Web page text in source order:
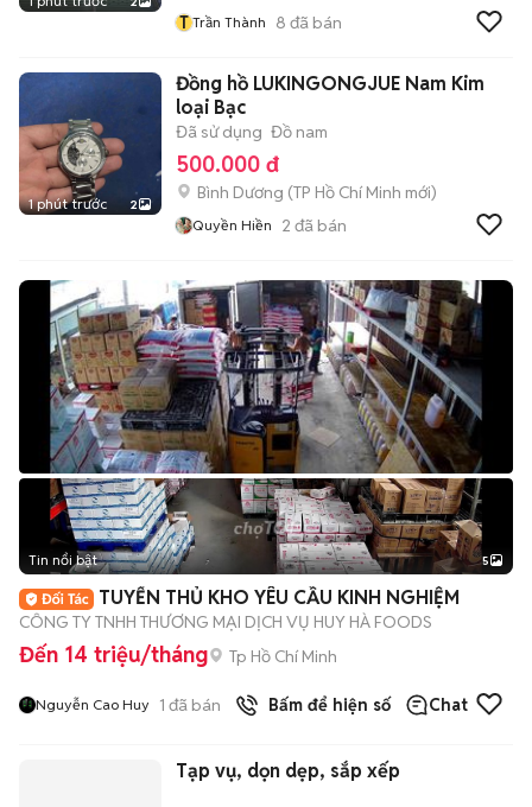
T Trần Thành 8 đã bán
1 phút trước 2
Đồng hồ LUKINGONGJUE Nam Kim
loại Bạc
Đã sử dụng Đồ nam
500.000 đ
Bình Dương (TP Hồ Chí Minh mới)
Quyền Hiền 2 đã bán
Tin nổi bật 5
TUYỂN THỦ KHO YÊU CẦU KINH NGHIỆM
CÔNG TY TNHH THƯƠNG MẠI DỊCH VỤ HUY HÀ FOODS
Đến 14 triệu/tháng Tp Hồ Chí Minh
Nguyễn Cao Huy 1 đã bán Bấm để hiện số Chat
Tạp vụ, dọn dẹp, sắp xếp